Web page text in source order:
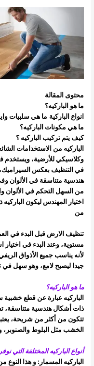
محتوى المقالة
ما هو الباركيه؟
انواع الباركية ما هي سلبيات
ما هي مكونات الباركيه؟
كيف يتم تركيب الباركيه ؟
الباركيه من الاستخدامات
وكلاسيكي للأرضية، ويستخدم
في التنظيفبعكس
هندسية متناسقة في الألوان
من السهل التحكم في الألوان
اختيار المهندس ليكون
من
تنظيف الارض قبل البدء في
مستوية، وعند البدء في اختيار
لأنه يناسبجميع الأذواق
جيدا ليصبح لامع، وهو سهل في
ما هو الباركيه؟
الباركيه عبارة عن قطع
ذات أشكال هندسية متناسقة،
تتكون من أكثر من شريحة،
الخشب مثل البلوط والصنوبر،
أنواع الباركيه المختلفة التي
الباركيه المسمار: و هذا